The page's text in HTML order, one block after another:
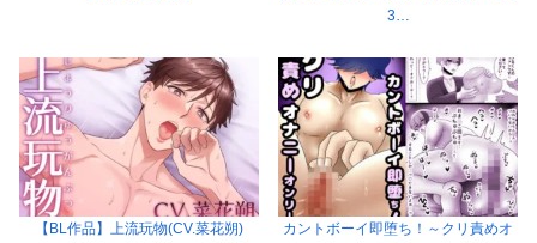
3…
【BL作品】上流玩物(CV.菜花朔)
カントボーイ即堕ち！～クリ責めオ